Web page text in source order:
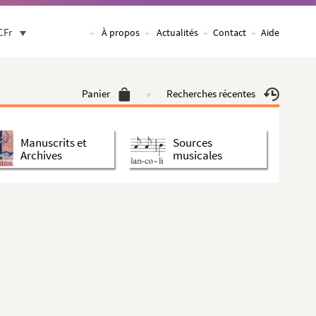
À propos Actualités Contact Aide
Panier Recherches récentes
Manuscrits et
Archives
Sources
musicales